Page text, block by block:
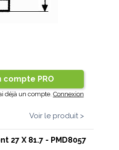
compte PRO
déjà un compte. Connexion
Voir le produit >
27 X 81.7 - PMD8057